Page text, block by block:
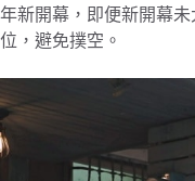
年新開幕，即便新開幕
位，避免撲空。